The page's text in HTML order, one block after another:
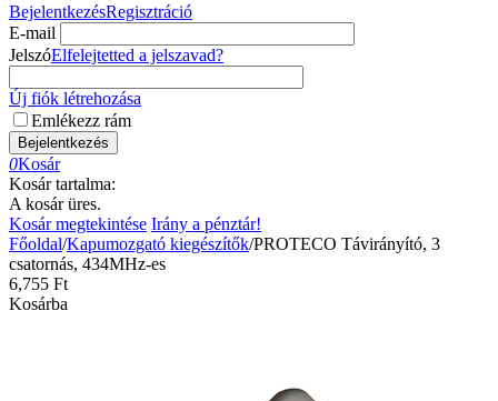
BejelentkezésRegisztráció
E-mail
JelszóElfelejtetted a jelszavad?
Új fiók létrehozása
Emlékezz rám
Bejelentkezés
0Kosár
Kosár tartalma:
A kosár üres.
Kosár megtekintése Irány a pénztár!
Főoldal/Kapumozgató kiegészítők/PROTECO Távirányító, 3
csatornás, 434MHz-es
6,755 Ft
Kosárba